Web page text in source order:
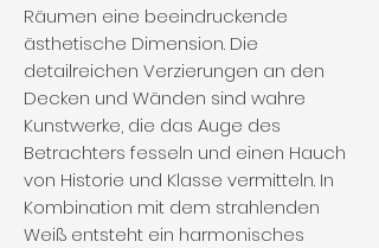
Räumen eine beeindruckende
ästhetische Dimension. Die
detailreichen Verzierungen an den
Decken und Wänden sind wahre
Kunstwerke, die das Auge des
Betrachters fesseln und einen Hauch
von Historie und Klasse vermitteln. In
Kombination mit dem strahlenden
Weiß entsteht ein harmonisches